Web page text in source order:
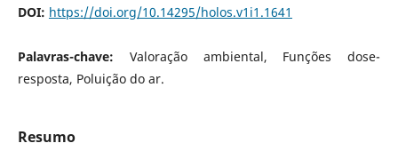
DOI: https://doi.org/10.14295/holos.v1i1.1641
Palavras-chave: Valoração ambiental, Funções dose-
resposta, Poluição do ar.
Resumo